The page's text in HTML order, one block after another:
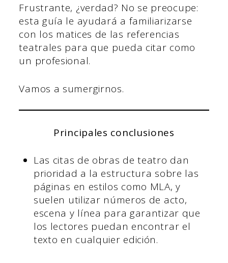
Frustrante, ¿verdad? No se preocupe:
esta guía le ayudará a familiarizarse
con los matices de las referencias
teatrales para que pueda citar como
un profesional.
Vamos a sumergirnos.
Principales conclusiones
Las citas de obras de teatro dan
prioridad a la estructura sobre las
páginas en estilos como MLA, y
suelen utilizar números de acto,
escena y línea para garantizar que
los lectores puedan encontrar el
texto en cualquier edición.